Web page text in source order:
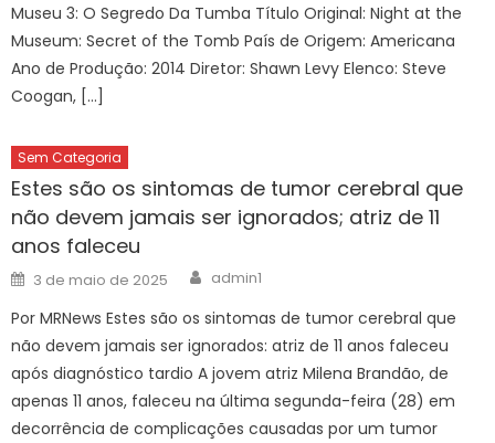
Museu 3: O Segredo Da Tumba Título Original: Night at the
Museum: Secret of the Tomb País de Origem: Americana
Ano de Produção: 2014 Diretor: Shawn Levy Elenco: Steve
Coogan, […]
Sem Categoria
Estes são os sintomas de tumor cerebral que
não devem jamais ser ignorados; atriz de 11
anos faleceu
Posted
on
3 de maio de 2025 Author
admin1
Por MRNews Estes são os sintomas de tumor cerebral que
não devem jamais ser ignorados: atriz de 11 anos faleceu
após diagnóstico tardio A jovem atriz Milena Brandão, de
apenas 11 anos, faleceu na última segunda-feira (28) em
decorrência de complicações causadas por um tumor